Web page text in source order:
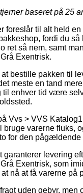
baseret på 25
foreslår til alt held
fordi du
ret så nem, samt
Exentrisk.
bestille pakken til
meste en tand
til enhver tid være
Vvs > VVS
bruge varerne fluks,
for den pågældende
garanterer levering
Exentrisk, som
nå at få varerne på
uden gebyr,